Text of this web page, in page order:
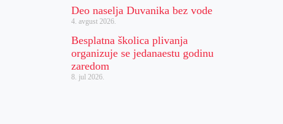
Deo naselja Duvanika bez vode
4. avgust 2026.
Besplatna školica plivanja
organizuje se jedanaestu godinu
zaredom
8. jul 2026.